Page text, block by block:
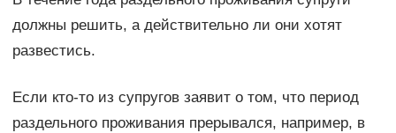
должны решить, а действительно ли они хотят
развестись.
Если кто-то из супругов заявит о том, что период
раздельного проживания прерывался, например, в